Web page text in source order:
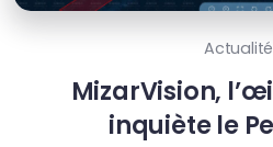
MizarVision,
inquiète le